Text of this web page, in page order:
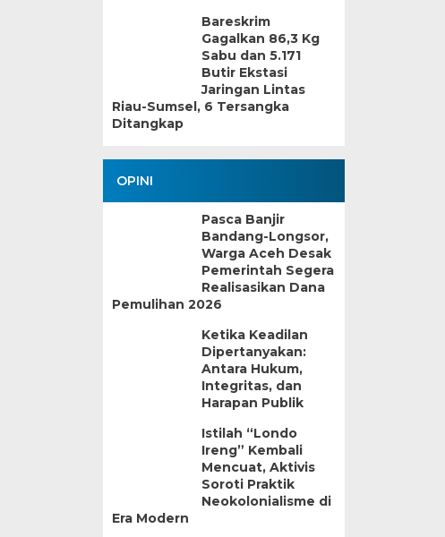
Bareskrim
Gagalkan 86,3 Kg
Sabu dan 5.171
Butir Ekstasi
Jaringan Lintas
Riau-Sumsel, 6 Tersangka
Ditangkap
OPINI
Pasca Banjir
Bandang-Longsor,
Warga Aceh Desak
Pemerintah Segera
Realisasikan Dana
Pemulihan 2026
Ketika Keadilan
Dipertanyakan:
Antara Hukum,
Integritas, dan
Harapan Publik
Istilah “Londo
Ireng” Kembali
Mencuat, Aktivis
Soroti Praktik
Neokolonialisme di
Era Modern